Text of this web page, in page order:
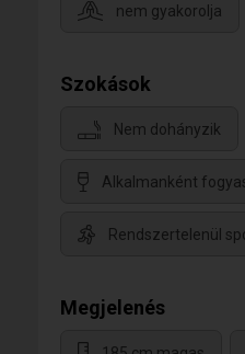
nem gyakorolja
Szokások
Nem dohányzik
Alkalmanként
Rendszertelenül
Megjelenés